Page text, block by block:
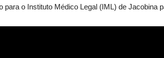
para o Instituto Médico Legal (IML) de Jacobina